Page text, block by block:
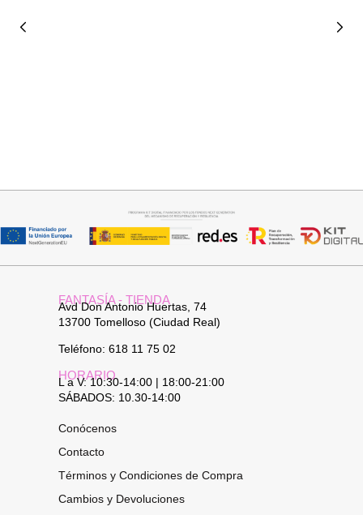
FANTASÍA - TIENDA
Avd Don Antonio Huertas, 74
13700 Tomelloso (Ciudad Real)
Teléfono: 618 11 75 02
HORARIO
L a V: 10:30-14:00 | 18:00-21:00
SÁBADOS: 10.30-14:00
Conócenos
Contacto
Términos y Condiciones de Compra
Cambios y Devoluciones